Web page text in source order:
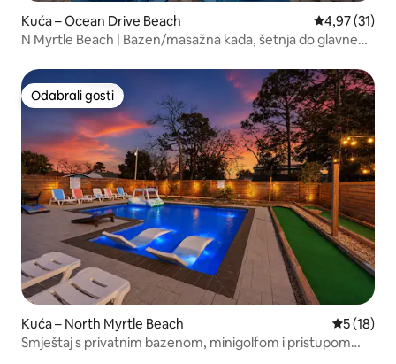
Kuća – Ocean Drive Beach Prosječna
4,97 (31)
​N Myrtle Beach | Bazen/masažna kada, šetnja do glavne
Odabrali gosti
Odabrali gosti
Kuća – North Myrtle Beach Prosječna
5 (18)
Smještaj s privatnim bazenom, minigolfom i pristupom